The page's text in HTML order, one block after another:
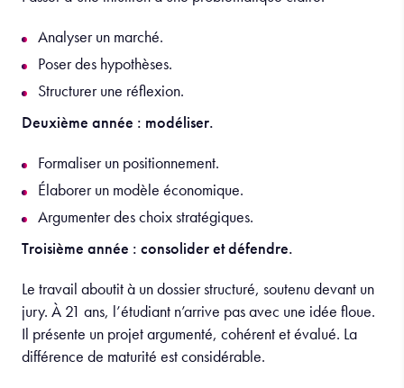
Analyser un marché.
Poser des hypothèses.
Structurer une réflexion.
Deuxième année : modéliser.
Formaliser un positionnement.
Élaborer un modèle économique.
Argumenter des choix stratégiques.
Troisième année : consolider et défendre.
Le travail aboutit à un dossier structuré, soutenu devant un
jury. À 21 ans, l’étudiant n’arrive pas avec une idée floue.
Il présente un projet argumenté, cohérent et évalué. La
différence de maturité est considérable.